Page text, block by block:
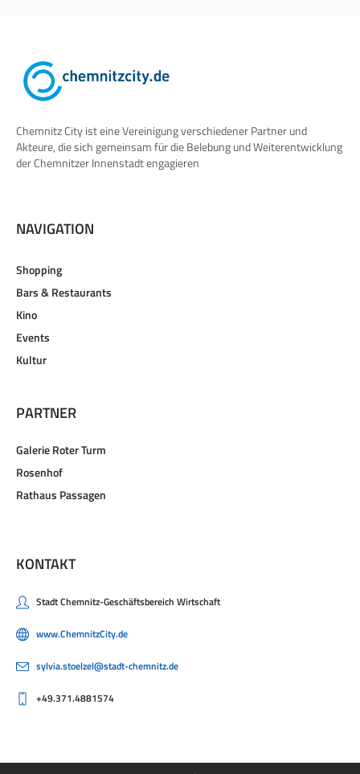
Chemnitz City ist eine Vereinigung verschiedener Partner und
Akteure, die sich gemeinsam für die Belebung und Weiterentwicklung
der Chemnitzer Innenstadt engagieren
NAVIGATION
Shopping
Bars & Restaurants
Kino
Events
Kultur
PARTNER
Galerie Roter Turm
Rosenhof
Rathaus Passagen
KONTAKT
Stadt Chemnitz-Geschäftsbereich Wirtschaft
www.ChemnitzCity.de
sylvia.stoelzel@stadt-chemnitz.de
+49.371.4881574